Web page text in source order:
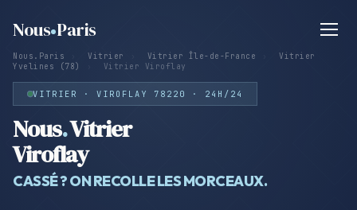
Nous Paris
Nous.Paris Vitrier Vitrier Île-de-France
Vitrier
Yvelines (78)
Vitrier Viroflay
VITRIER · VIROFLAY 78220 · 24H/24
Nous.Vitrier
Viroflay
CASSÉ ? ON RECOLLE LES MORCEAUX.